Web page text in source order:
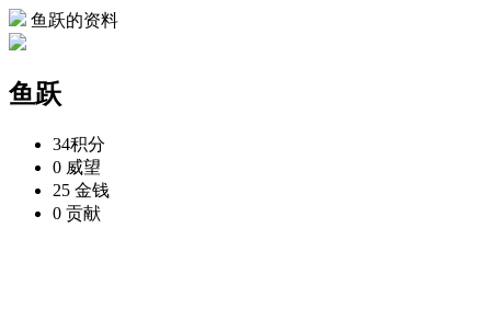
鱼跃的资料
鱼跃
34积分
0 威望
25 金钱
0 贡献